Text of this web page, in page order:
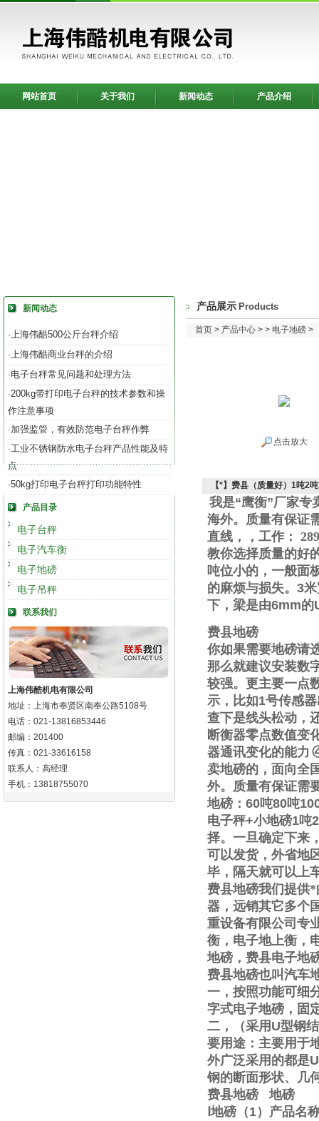
网站首页 关于我们 新闻动态 产品介绍
新闻动态
·上海伟酷500公斤台秤介绍
·上海伟酷商业台秤的介绍
·电子台秤常见问题和处理方法
·200kg带打印电子台秤的技术参数和操
作注意事项
·加强监管，有效防范电子台秤作弊
·工业不锈钢防水电子台秤产品性能及特
点
·50kg打印电子台秤打印功能特性
产品目录
电子台秤
电子汽车衡
电子地磅
电子吊秤
联系我们
上海伟酷机电有限公司
地址：上海市奉贤区南奉公路5108号
电话：021-13816853446
邮编：201400
传真：021-33616158
联系人：高经理
手机：13818755070
产品展示 Products
首页 > 产品中心 > > 电子地磅 >
点击放大
【*】费县（质量好）1吨2
我是“鹰衡”厂家专
海外。质量有保证
直线 ， ，工作 ：
教你选择质量的好
吨位小的，一般面
的麻烦与损失。 3
下，梁是由6mm的
费县地磅
你如果需要地磅请
那么就建议安装数
较强。更主要一点
示，比如1号传感
查下是线头松动，
断衡器零点数值变
器通讯变化的能力
卖地磅的，面向全
外。质量有保证需
地磅： 60吨80吨
电子秤+小地磅1吨2
择。一旦确定下来
可以发货，外省地
毕，隔天就可以上
费县地磅我们提供
器，远销其它多个
重设备有限公司专
衡，电子地上衡，
地磅，费县电子地
费县地磅也叫汽车
一，按照功能可细
字式电子地磅，固
二，（采用 U型钢
要用途：主要用于
外广泛采用的都是U
钢的断面形状、几
费县地磅
地磅
地磅（1）产品名